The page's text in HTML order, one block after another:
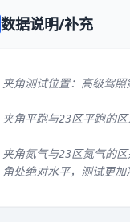
数据说明/补充
夹角测试位置：高级驾
夹角平跑与23区平跑的
夹角氮气与23区氮气的
角处绝对水平，测试更加